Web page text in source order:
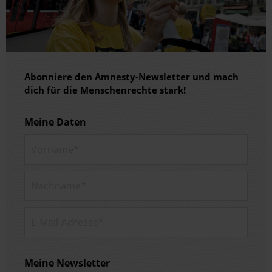
Abonniere den Amnesty-Newsletter und mach
dich für die Menschenrechte stark!
Meine Daten
Meine Newsletter